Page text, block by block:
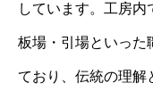
しています。工房内
板場・引場といった
ており、伝統の理解